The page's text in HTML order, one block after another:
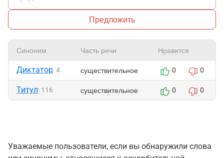
Предложить
Синоним Часть речи Нравится
Диктатор 4 существительное 0 0
Титул 116 существительное 0 0
Уважаемые пользователи, если вы обнаружили слова